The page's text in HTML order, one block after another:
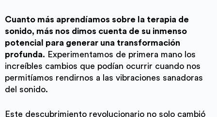
Cuanto más aprendíamos sobre la terapia de
sonido, más nos dimos cuenta de su inmenso
potencial para generar una transformación
profunda. Experimentamos de primera mano los
increíbles cambios que podían ocurrir cuando nos
permitíamos rendirnos a las vibraciones sanadoras
del sonido.
Este descubrimiento revolucionario no solo cambió